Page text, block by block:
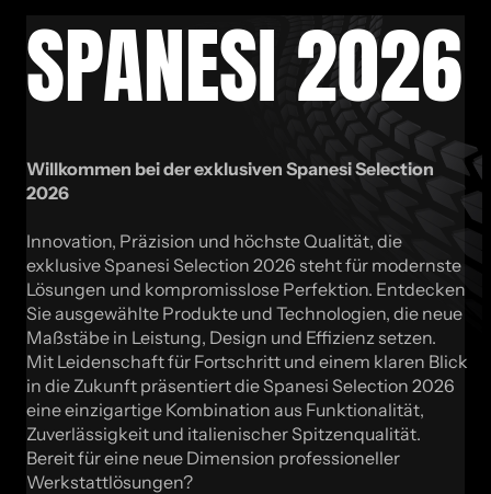
SPA­NE­SI 2026
Willkommen bei der exklusiven Spanesi Selection
2026
Innovation, Präzision und höchste Qualität, die
exklusive Spanesi Selection 2026 steht für modernste
Lösungen und kompromisslose Perfektion. Entdecken
Sie ausgewählte Produkte und Technologien, die neue
Maßstäbe in Leistung, Design und Effizienz setzen.
Mit Leidenschaft für Fortschritt und einem klaren Blick
in die Zukunft präsentiert die Spanesi Selection 2026
eine einzigartige Kombination aus Funktionalität,
Zuverlässigkeit und italienischer Spitzenqualität.
Bereit für eine neue Dimension professioneller
Werkstattlösungen?